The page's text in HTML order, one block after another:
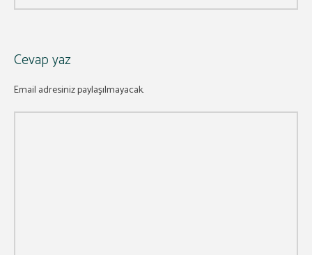
Cevap yaz
Email adresiniz paylaşılmayacak.